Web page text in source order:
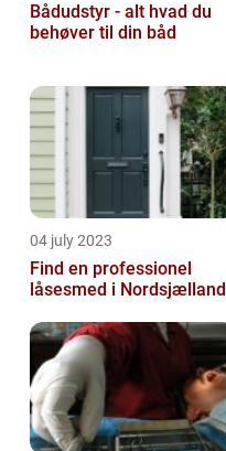
Bådudstyr - alt hvad du
behøver til din båd
04 july 2023
Find en professionel
låsesmed i Nordsjælland